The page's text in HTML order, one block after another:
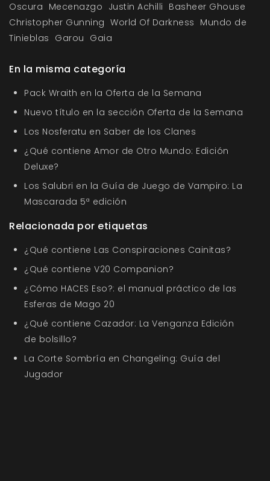
Oscura Mecenazgo Justin Achilli Basheer Ghouse
Christopher Gunning World Of Darkness Mundo de
Tinieblas Garou Gaia
En la misma categoría
Pack Wraith en la Oferta de la Semana
Nuevo título en la sección Oferta de la Semana
Los Nosferatu en Saber de los Clanes
¿Qué contiene Amor de Otro Mundo: Edición
Deluxe?
Los Salubri en la Guía de Juego de Vampiro: La
Mascarada 5ª edición
Relacionada por etiquetas
¿Qué contiene Las Conspiraciones Cainitas?
¿Qué contiene V20 Companion?
¿Cómo HACES Eso?: el manual práctico de las
Esferas de Mago 20
¿Qué contiene Cazador: La Venganza Edición
de bolsillo?
La Corte Sombría en Changeling: Guía del
Jugador